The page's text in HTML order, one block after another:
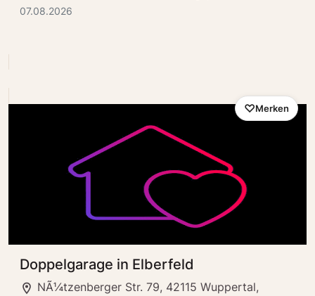
07.08.2026
Doppelgarage in Elberfeld
NÃ¼tzenberger Str. 79, 42115 Wuppertal,
Merken